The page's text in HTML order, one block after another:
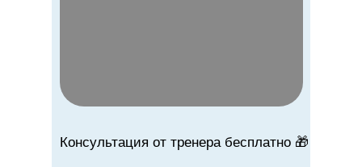
Консультация от тренера бесплатно 🎁